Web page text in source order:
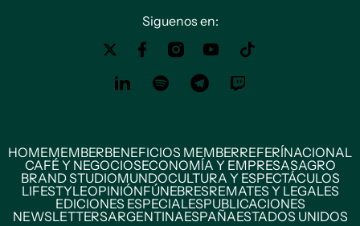
Siguenos en:
HOMEMEMBERBENEFICIOS MEMBERREFERÍNACIONAL
CAFÉ Y NEGOCIOSECONOMÍA Y EMPRESASAGRO
BRAND STUDIOMUNDOCULTURA Y ESPECTÁCULOS
LIFESTYLEOPINIÓNFÚNEBRESREMATES Y LEGALES
EDICIONES ESPECIALESPUBLICACIONES
NEWSLETTERSARGENTINAESPAÑAESTADOS UNIDOS